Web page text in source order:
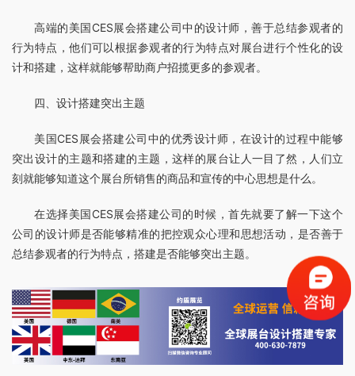
高端的美国CES展会搭建公司中的设计师，善于总结参观者的
行为特点，他们可以根据参观者的行为特点对展台进行个性化的设
计和搭建，这样就能够帮助商户招揽更多的参观者。
四、设计搭建突出主题
美国CES展会搭建公司中的优秀设计师，在设计的过程中能够
突出设计的主题和搭建的主题，这样的展台让人一目了然，人们立
刻就能够知道这个展台所销售的商品和宣传的中心思想是什么。
在选择美国CES展会搭建公司的时候，首先就要了解一下这个
公司的设计师是否能够精准的把控观众心理和思想活动，是否善于
总结参观者的行为特点，搭建是否能够突出主题。